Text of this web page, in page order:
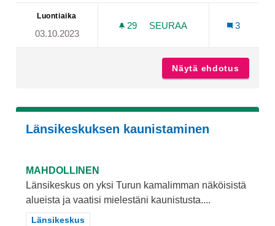
Luontiaika
03.10.2023
29 29 SEURAAJAA
SEURAA
3
Näytä ehdotus
Länsikeskuksen kaunistaminen
MAHDOLLINEN
Länsikeskus on yksi Turun kamalimman näköisistä
alueista ja vaatisi mielestäni kaunistusta....
Rajaa tulokset teeman mukaan: Länsikeskus
Länsikeskus